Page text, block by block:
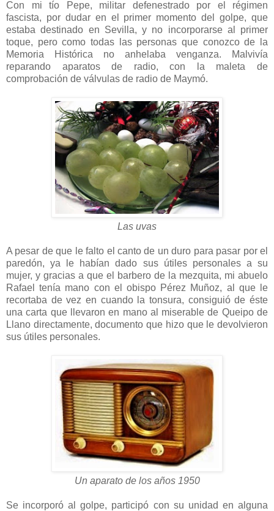
Con mi tío Pepe, militar defenestrado por el régimen
fascista, por dudar en el primer momento del golpe, que
estaba destinado en Sevilla, y no incorporarse al primer
toque, pero como todas las personas que conozco de la
Memoria Histórica no anhelaba venganza. Malvivía
reparando aparatos de radio, con la maleta de
comprobación de válvulas de radio de Maymó.
Las uvas
A pesar de que le falto el canto de un duro para pasar por el
paredón, ya le habían dado sus útiles personales a su
mujer, y gracias a que el barbero de la mezquita, mi abuelo
Rafael tenía mano con el obispo Pérez Muñoz, al que le
recortaba de vez en cuando la tonsura, consiguió de éste
una carta que llevaron en mano al miserable de Queipo de
Llano directamente, documento que hizo que le devolvieron
sus útiles personales.
Un aparato de los años 1950
Se incorporó al golpe, participó con su unidad en alguna